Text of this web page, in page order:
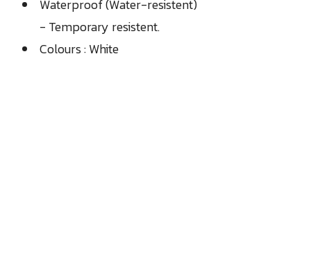
Waterproof (Water-resistent)
- Temporary resistent.
Colours : White